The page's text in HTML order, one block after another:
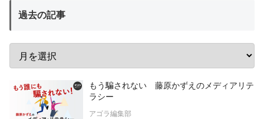
過去の記事
もう騙されない 藤原かずえのメディアリテ
ラシー
アゴラ編集部